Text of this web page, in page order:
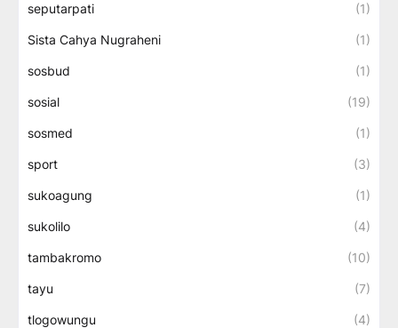
seputarpati (1)
Sista Cahya Nugraheni (1)
sosbud (1)
sosial (19)
sosmed (1)
sport (3)
sukoagung (1)
sukolilo (4)
tambakromo (10)
tayu (7)
tlogowungu (4)